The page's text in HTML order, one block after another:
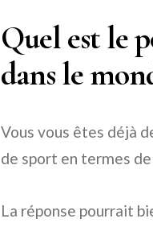
Quel est le
dans le
Vous vous êtes déjà
de sport en termes
La réponse pourrait